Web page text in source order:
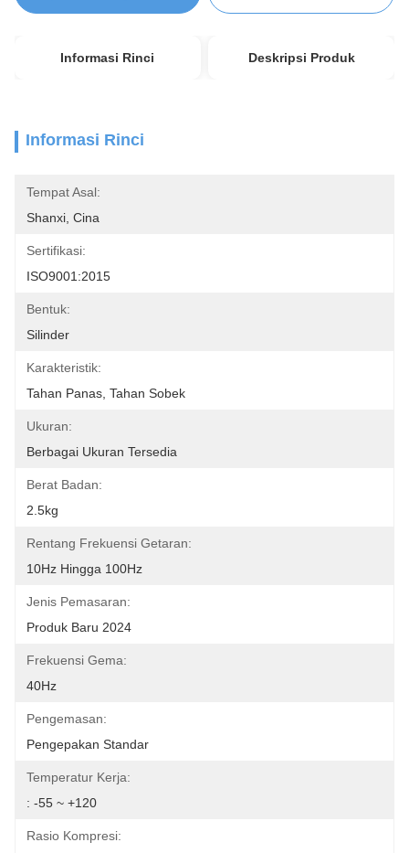
Informasi Rinci Deskripsi Produk
Informasi Rinci
Tempat Asal:
Shanxi, Cina
Sertifikasi:
ISO9001:2015
Bentuk:
Silinder
Karakteristik:
Tahan Panas, Tahan Sobek
Ukuran:
Berbagai Ukuran Tersedia
Berat Badan:
2.5kg
Rentang Frekuensi Getaran:
10Hz Hingga 100Hz
Jenis Pemasaran:
Produk Baru 2024
Frekuensi Gema:
40Hz
Pengemasan:
Pengepakan Standar
Temperatur Kerja:
: -55 ~ +120
Rasio Kompresi: